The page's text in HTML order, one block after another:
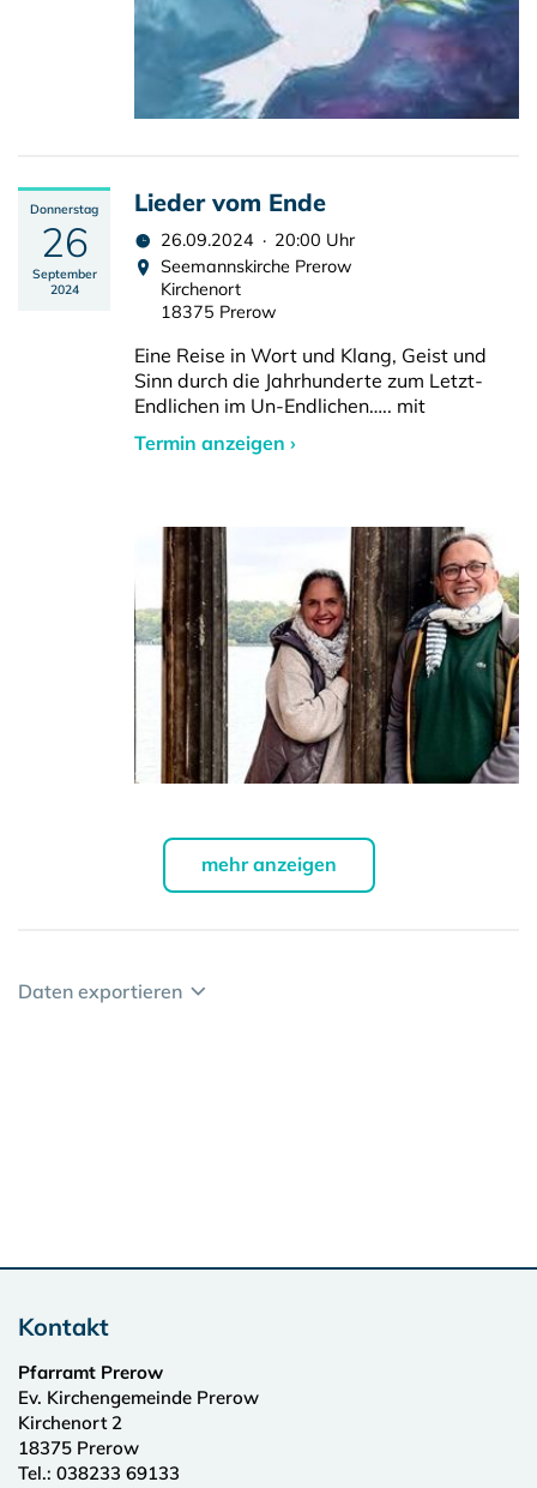
Donnerstag
26
September
2024
Lieder vom Ende
26.09.2024 · 20:00 Uhr
Seemannskirche Prerow
Kirchenort
18375 Prerow
Eine Reise in Wort und Klang, Geist und
Sinn durch die Jahrhunderte zum Letzt-
Endlichen im Un-Endlichen….. mit
Termin anzeigen ›
mehr anzeigen
Daten exportieren
Kontakt
Pfarramt Prerow
Ev. Kirchengemeinde Prerow
Kirchenort 2
18375 Prerow
Tel.: 038233 69133